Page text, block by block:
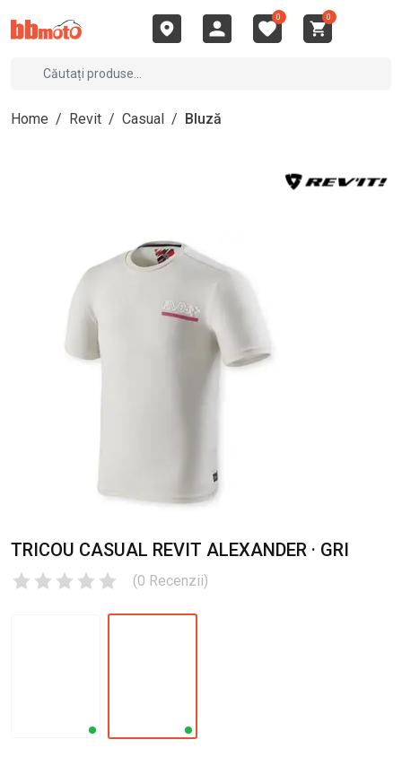
0 0
Home / Revit / Casual / Bluză
TRICOU CASUAL REVIT ALEXANDER · GRI
(0 Recenzii)